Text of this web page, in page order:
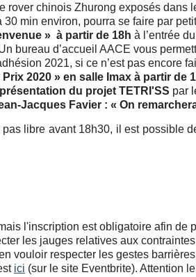
rover chinois Zhurong exposés dans
30 min environ, pourra se faire par
» à partir de 18h à l’entrée
bureau d’accueil AACE vous
2021, si ce n’est pas encore
Prix 2020 » en salle Imax à partir de
présentation du projet TETRI'SS par
Jacques Favier : « On
libre avant 18h30, il est possible
l'inscription est obligatoire afin de
les jauges relatives aux
vouloir respecter les gestes
ici (sur le site Eventbrite). Attention